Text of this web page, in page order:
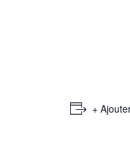
+